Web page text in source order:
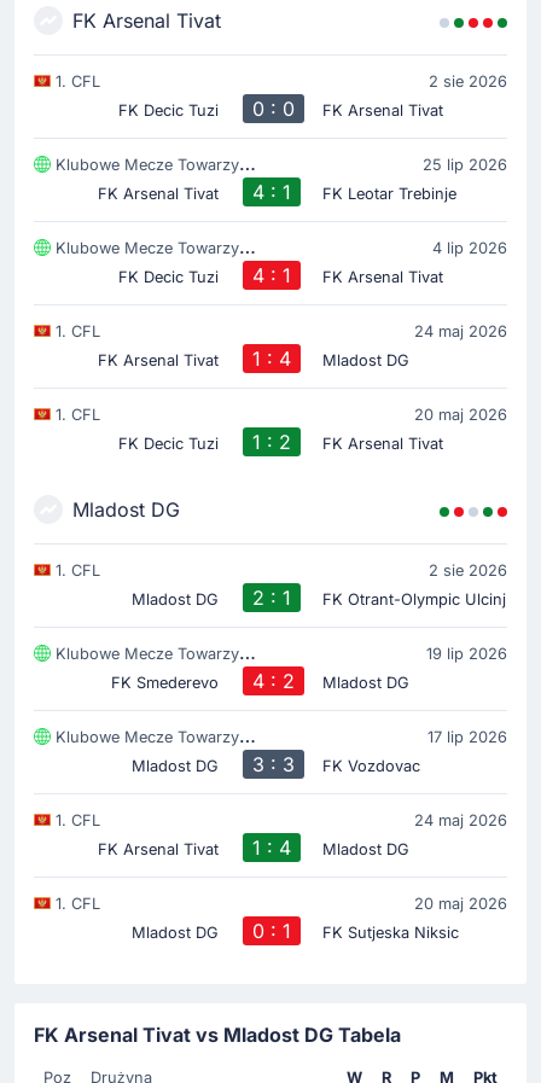
FK Arsenal Tivat
1. CFL
2 sie 2026
FK Decic Tuzi
0 : 0 FK Arsenal Tivat
Klubowe Mecze Towarzyski
25 lip 2026
FK Arsenal Tivat
4 : 1 FK Leotar Trebinje
Klubowe Mecze Towarzyski
4 lip 2026
FK Decic Tuzi
4 : 1 FK Arsenal Tivat
1. CFL
24 maj 2026
FK Arsenal Tivat
1 : 4 Mladost DG
1. CFL
20 maj 2026
FK Decic Tuzi
1 : 2 FK Arsenal Tivat
Mladost DG
1. CFL
2 sie 2026
Mladost DG
2 : 1 FK Otrant-Olympic Ulcinj
Klubowe Mecze Towarzyski
19 lip 2026
FK Smederevo
4 : 2 Mladost DG
Klubowe Mecze Towarzyski
17 lip 2026
Mladost DG
3 : 3 FK Vozdovac
1. CFL
24 maj 2026
FK Arsenal Tivat
1 : 4 Mladost DG
1. CFL
20 maj 2026
Mladost DG
0 : 1 FK Sutjeska Niksic
FK Arsenal Tivat vs Mladost DG Tabela
Poz Drużyna W R P M Pkt